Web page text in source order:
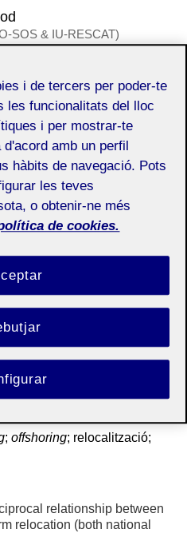
SOS & IU-RESCAT)
relació recíproca entre la
també coneguda com a
nacional com
Si bé la globalització
de la deslocalització i les
d’empreses a través
i dona forma al
les autoritats regionals de
empresarials. Ens centrem
(com ara els costos
condicions institucionals)
moviments de les
l’article destaca com tant
s’estan reforçant
; offshoring; relocalització;
relationship between
relocation (both national
i de tercers per poder-te
les funcionalitats del lloc
i per mostrar-te
amb un perfil
hàbits de navegació. Pots
les teves
o obtenir-ne més
de cookies.